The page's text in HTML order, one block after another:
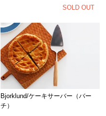
SOLD OUT
Bjorklund/ケーキサーバー（バー
チ）